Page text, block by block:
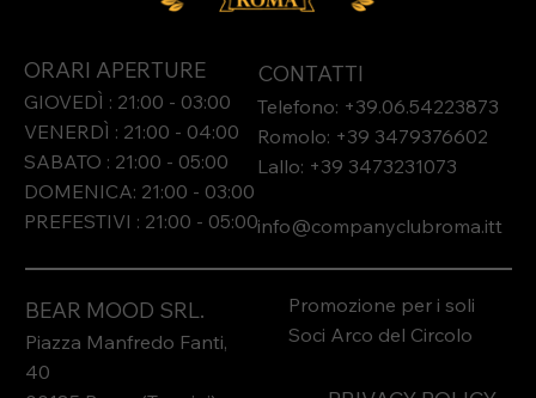
BEAR MOOD SRL.
Piazza Manfredo Fanti,
40
ORARI APERTURE
GIOVEDÌ : 21:00 - 03:00
VENERDÌ : 21:00 - 04:00
SABATO : 21:00 - 05:00
DOMENICA: 21:00 - 03:00
PREFESTIVI : 21:00 - 05:00
CONTATTI
Telefono: +39.06.54223873
Romolo: +39 3479376602
Lallo: +39 3473231073​
info@companyclubroma.itt
Promozione per i soli
Soci Arco del Circolo